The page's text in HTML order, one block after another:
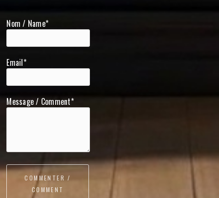
Nom / Name*
Email*
Message / Comment*
COMMENTER /
COMMENT